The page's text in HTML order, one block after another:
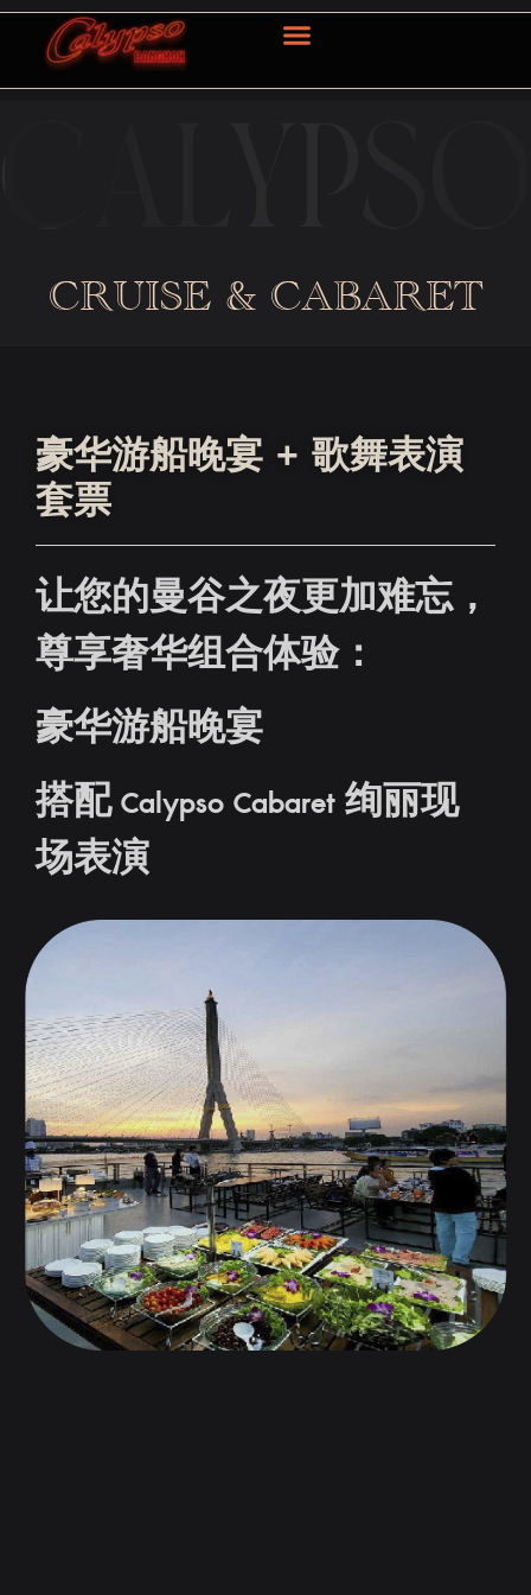
CRUISE & CABARET
豪华游船晚宴 + 歌舞表演
套票
让您的曼谷之夜更加难忘，
尊享奢华组合体验：
豪华游船晚宴
搭配 Calypso Cabaret 绚丽现
场表演